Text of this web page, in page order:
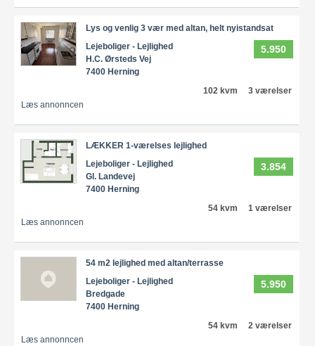
Lys og venlig 3 vær med altan, helt nyistandsat
5.950
Lejeboliger - Lejlighed
H.C. Ørsteds Vej
7400 Herning
102 kvm
3 værelser
Læs annonncen
LÆKKER 1-værelses lejlighed
3.854
Lejeboliger - Lejlighed
Gl. Landevej
7400 Herning
54 kvm
1 værelser
Læs annonncen
54 m2 lejlighed med altan/terrasse
5.950
Lejeboliger - Lejlighed
Bredgade
7400 Herning
54 kvm
2 værelser
Læs annonncen